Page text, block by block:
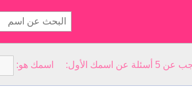
الأول: اسمك هو: